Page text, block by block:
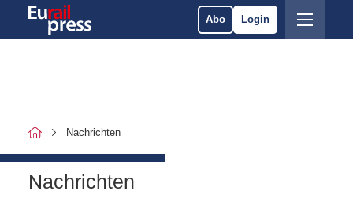
Abo Login
Nachrichten
Nachrichten